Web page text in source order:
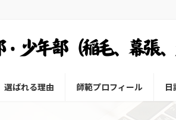
選ばれる理由 師範プロフィール 日